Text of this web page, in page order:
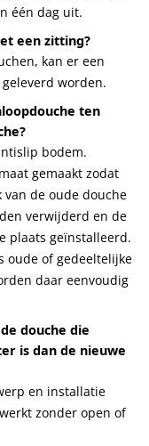
één dag uit.
een zitting?
kan er een
worden.
ten
bodem.
gemaakt zodat
de oude douche
verwijderd en de
plaats geïnstalleerd.
oude of gedeeltelijke
daar eenvoudig
douche die
is dan de nieuwe
en installatie
zonder open of